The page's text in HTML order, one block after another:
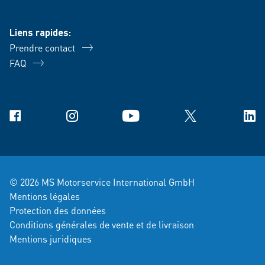
Liens rapides:
Prendre contact
FAQ
Facebook Instagram YouTube X
© 2026 MS Motorservice International GmbH
Mentions légales
Protection des données
Conditions générales de vente et de livraison
Mentions juridiques